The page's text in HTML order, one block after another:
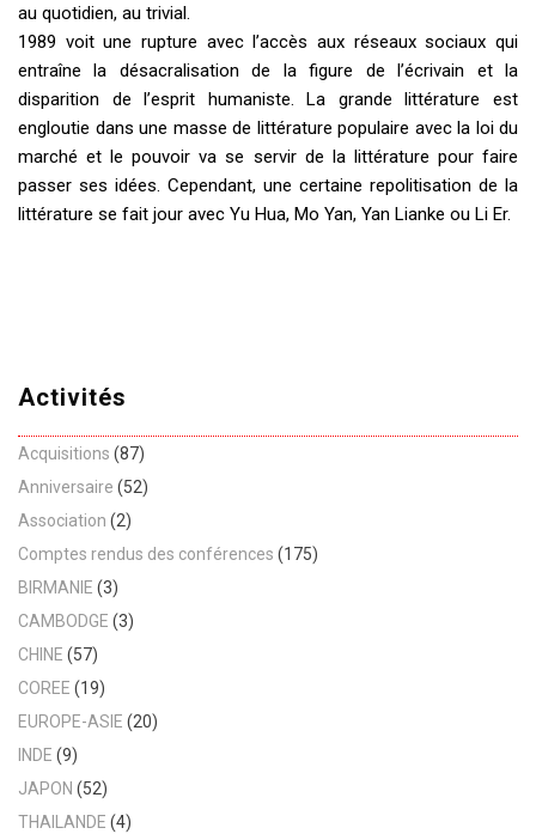
au quotidien, au trivial.
1989 voit une rupture avec l’accès aux réseaux sociaux qui
entraîne la désacralisation de la figure de l’écrivain et la
disparition de l’esprit humaniste. La grande littérature est
engloutie dans une masse de littérature populaire avec la loi du
marché et le pouvoir va se servir de la littérature pour faire
passer ses idées. Cependant, une certaine repolitisation de la
littérature se fait jour avec Yu Hua, Mo Yan, Yan Lianke ou Li Er.
Activités
Acquisitions (87)
Anniversaire (52)
Association (2)
Comptes rendus des conférences (175)
BIRMANIE (3)
CAMBODGE (3)
CHINE (57)
COREE (19)
EUROPE-ASIE (20)
INDE (9)
JAPON (52)
THAILANDE (4)